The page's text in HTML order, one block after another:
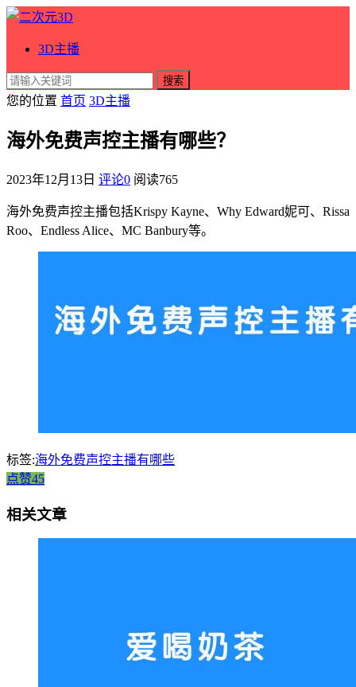
3D主播
搜索
您的位置 首页 3D主播
海外免费声控主播有哪些？
2023年12月13日 评论0 阅读765
海外免费声控主播包括Krispy Kayne、Why Edward妮可、Rissa
Roo、Endless Alice、MC Banbury等。
标签:海外免费声控主播有哪些
点赞45
相关文章